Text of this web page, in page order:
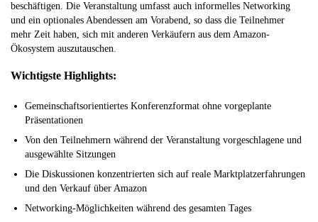
beschäftigen. Die Veranstaltung umfasst auch informelles Networking
und ein optionales Abendessen am Vorabend, so dass die Teilnehmer
mehr Zeit haben, sich mit anderen Verkäufern aus dem Amazon-
Ökosystem auszutauschen.
Wichtigste Highlights:
Gemeinschaftsorientiertes Konferenzformat ohne vorgeplante
Präsentationen
Von den Teilnehmern während der Veranstaltung vorgeschlagene und
ausgewählte Sitzungen
Die Diskussionen konzentrierten sich auf reale Marktplatzerfahrungen
und den Verkauf über Amazon
Networking-Möglichkeiten während des gesamten Tages